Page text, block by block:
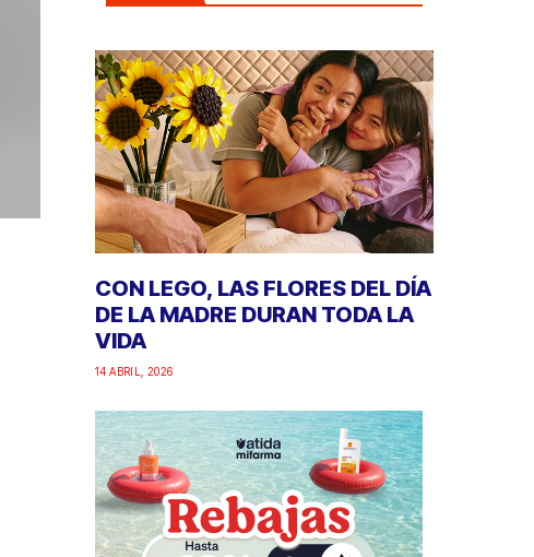
CON LEGO, LAS FLORES DEL DÍA
DE LA MADRE DURAN TODA LA
VIDA
14 ABRIL, 2026